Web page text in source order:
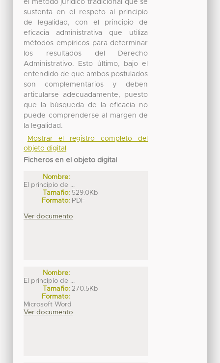
el método jurídico tradicional que se
sustenta en el respeto al principio
de legalidad, con el principio de
eficacia administrativa que utiliza
métodos empíricos para determinar
los resultados del Derecho
Administrativo. Esto último, bajo el
entendido de que ambos postulados
son complementarios y deben
articularse adecuadamente, puesto
que la búsqueda de la eficacia no
puede comprenderse al margen de
la legalidad.
Mostrar el registro completo del
objeto digital
Ficheros en el objeto digital
Nombre:
El principio de ...
Tamaño: 529.0Kb
Formato: PDF
Ver documento
Nombre:
El principio de ...
Tamaño: 270.5Kb
Formato:
Microsoft Word
Ver documento